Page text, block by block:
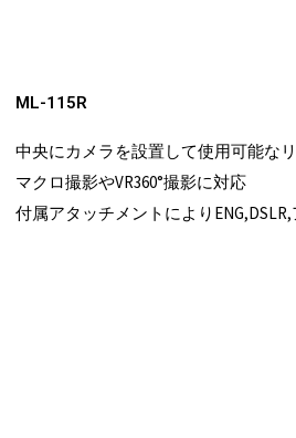
ML-115R
中央にカメラを設置して使用可能な
マクロ撮影やVR360°撮影に対応
付属アタッチメントにより